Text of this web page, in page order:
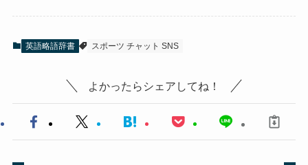
英語略語辞書 スポーツ チャット SNS
よかったらシェアしてね！